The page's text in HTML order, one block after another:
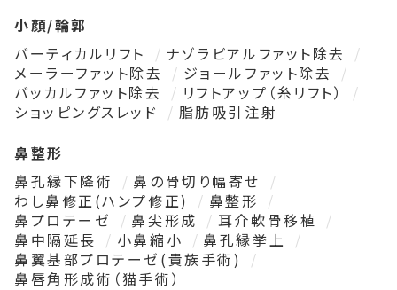
小顔/輪郭
バーティカルリフト
ナゾラビアルファット除去
メーラーファット除去
ジョールファット除去
バッカルファット除去
リフトアップ（糸リフト）
ショッピングスレッド
脂肪吸引注射
鼻整形
鼻孔縁下降術
鼻の骨切り幅寄せ
わし鼻修正(ハンプ修正)
鼻整形
鼻プロテーゼ
鼻尖形成
耳介軟骨移植
鼻中隔延長
小鼻縮小
鼻孔縁挙上
鼻翼基部プロテーゼ(貴族手術)
鼻唇角形成術（猫手術）